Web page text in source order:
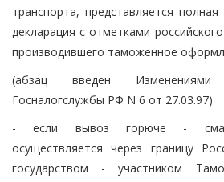
транспорта, представляется
декларация с отметками
производившего таможенное
(абзац введен
Госналогслужбы РФ N 6 от 27.03.97)
- если вывоз горюче -
осуществляется через границу
государством - участником